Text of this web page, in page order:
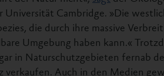
Cambridge. »Die
die durch ihre massive
Umgebung haben kann.«
in Naturschutzgebieten fernab
verkaufen. Auch in den Medien